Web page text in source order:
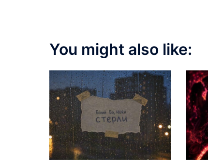
You might also like: